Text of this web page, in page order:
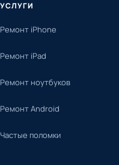
УСЛУГИ
Ремонт iPhone
Ремонт iPad
Ремонт ноутбуков
Ремонт Android
Частые поломки